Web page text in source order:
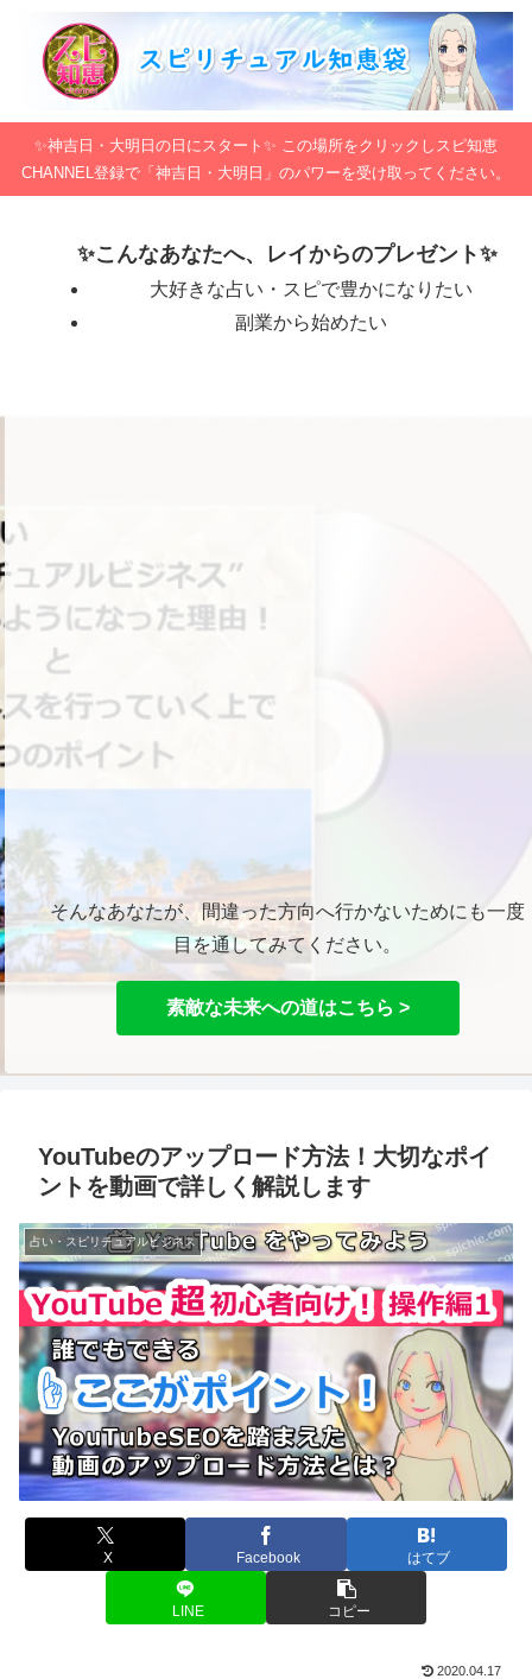
✨神吉日・大明日の日にスタート✨ この場所をクリックしスピ知恵
CHANNEL登録で「神吉日・大明日」のパワーを受け取ってください。
✨こんなあなたへ、レイからのプレゼント✨
大好きな占い・スピで豊かになりたい
副業から始めたい
そんなあなたが、間違った方向へ行かないためにも一度
目を通してみてください。
素敵な未来への道はこちら >
YouTubeのアップロード方法！大切なポイ
ントを動画で詳しく解説します
占い・スピリチュアルビジネス
X Facebook はてブ
LINE コピー
2020.04.17